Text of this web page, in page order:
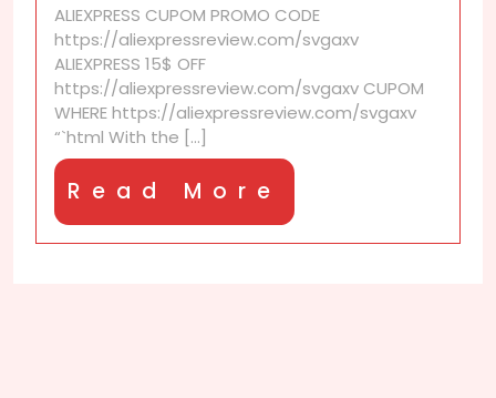
Real?
ALIEXPRESS CUPOM PROMO CODE
https://aliexpressreview.com/svgaxv
ALIEXPRESS 15$ OFF
https://aliexpressreview.com/svgaxv CUPOM
WHERE https://aliexpressreview.com/svgaxv
“`html With the [...]
Read More
More